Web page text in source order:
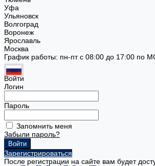
Уфа
Ульяновск
Волгоград
Воронеж
Ярославль
Москва
График работы: пн-пт с 08:00 до 17:00 по
Войти
Логин
Пароль
Запомнить меня
Забыли пароль?
Зарегистрироваться
После регистрации на сайте вам будет